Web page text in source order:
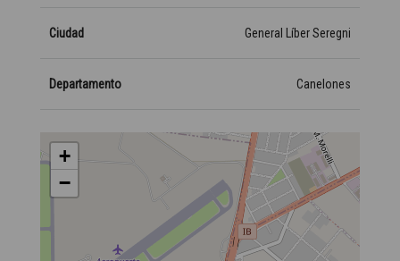
Ciudad General Líber Seregni
Departamento Canelones
+
−